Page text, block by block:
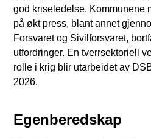
god kriseledelse. Kommunene
på økt press, blant annet
Forsvaret og Sivilforsvaret,
utfordringer. En tverrsektoriell
rolle i krig blir utarbeidet av
2026.
Egenberedskap